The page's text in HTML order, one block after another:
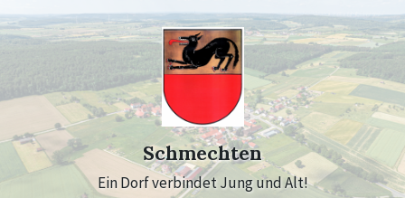
to
content
to
main
to
footer
Schmechten
Ein Dorf verbindet Jung und Alt!